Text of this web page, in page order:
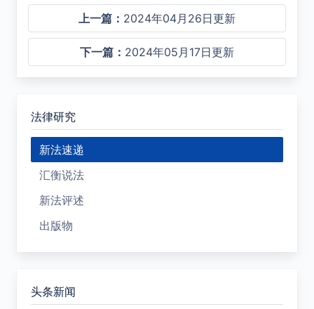
上一篇： 2024年04月26日更新
下一篇： 2024年05月17日更新
法律研究
新法速递
汇衡说法
新法评述
出版物
头条新闻